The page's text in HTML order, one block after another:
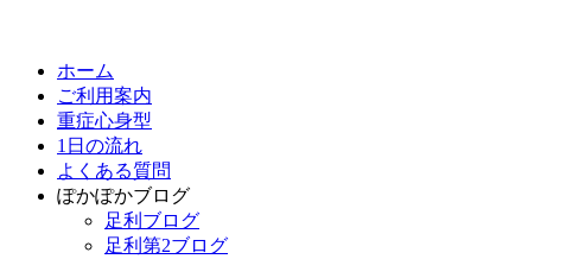
ホーム
ご利用案内
重症心身型
1日の流れ
よくある質問
ぽかぽかブログ
足利ブログ
足利第2ブログ